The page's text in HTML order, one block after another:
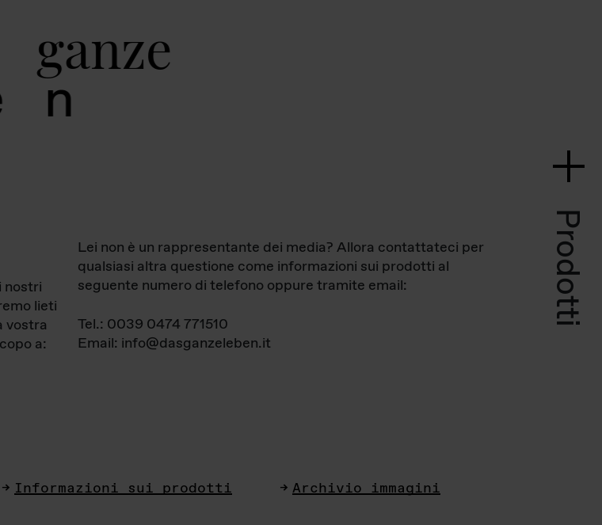
ganz
e
Prodotti
nostri
lieti
vostra
a:
Lei non è un rappresentante dei media? Allora contattateci per
qualsiasi altra questione come informazioni sui prodotti al
seguente numero di telefono oppure tramite email:
Tel.: 0039 0474 771510
Email: info@dasganzeleben.it
Informazioni sui prodotti Archivio immagini